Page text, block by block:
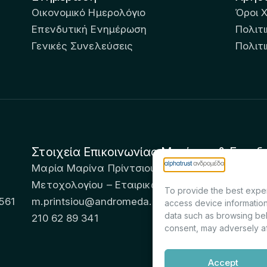
To provide the best
access device
data such as browsing
consent, may adversely
Accept
Οικονομικό Ημερολόγιο
Επενδυτική Ενημέρωση
Γενικές Συνελεύσεις
Όροι
Στοιχεία Επικοινωνίας Μετόχων &
Μαρία Μαρίνα Πρίντσιου – Corporate
Μετοχολογίου – Εταιρικών Ανακοινώσεων
m.printsiou@andromeda.eu
210 62 89 341